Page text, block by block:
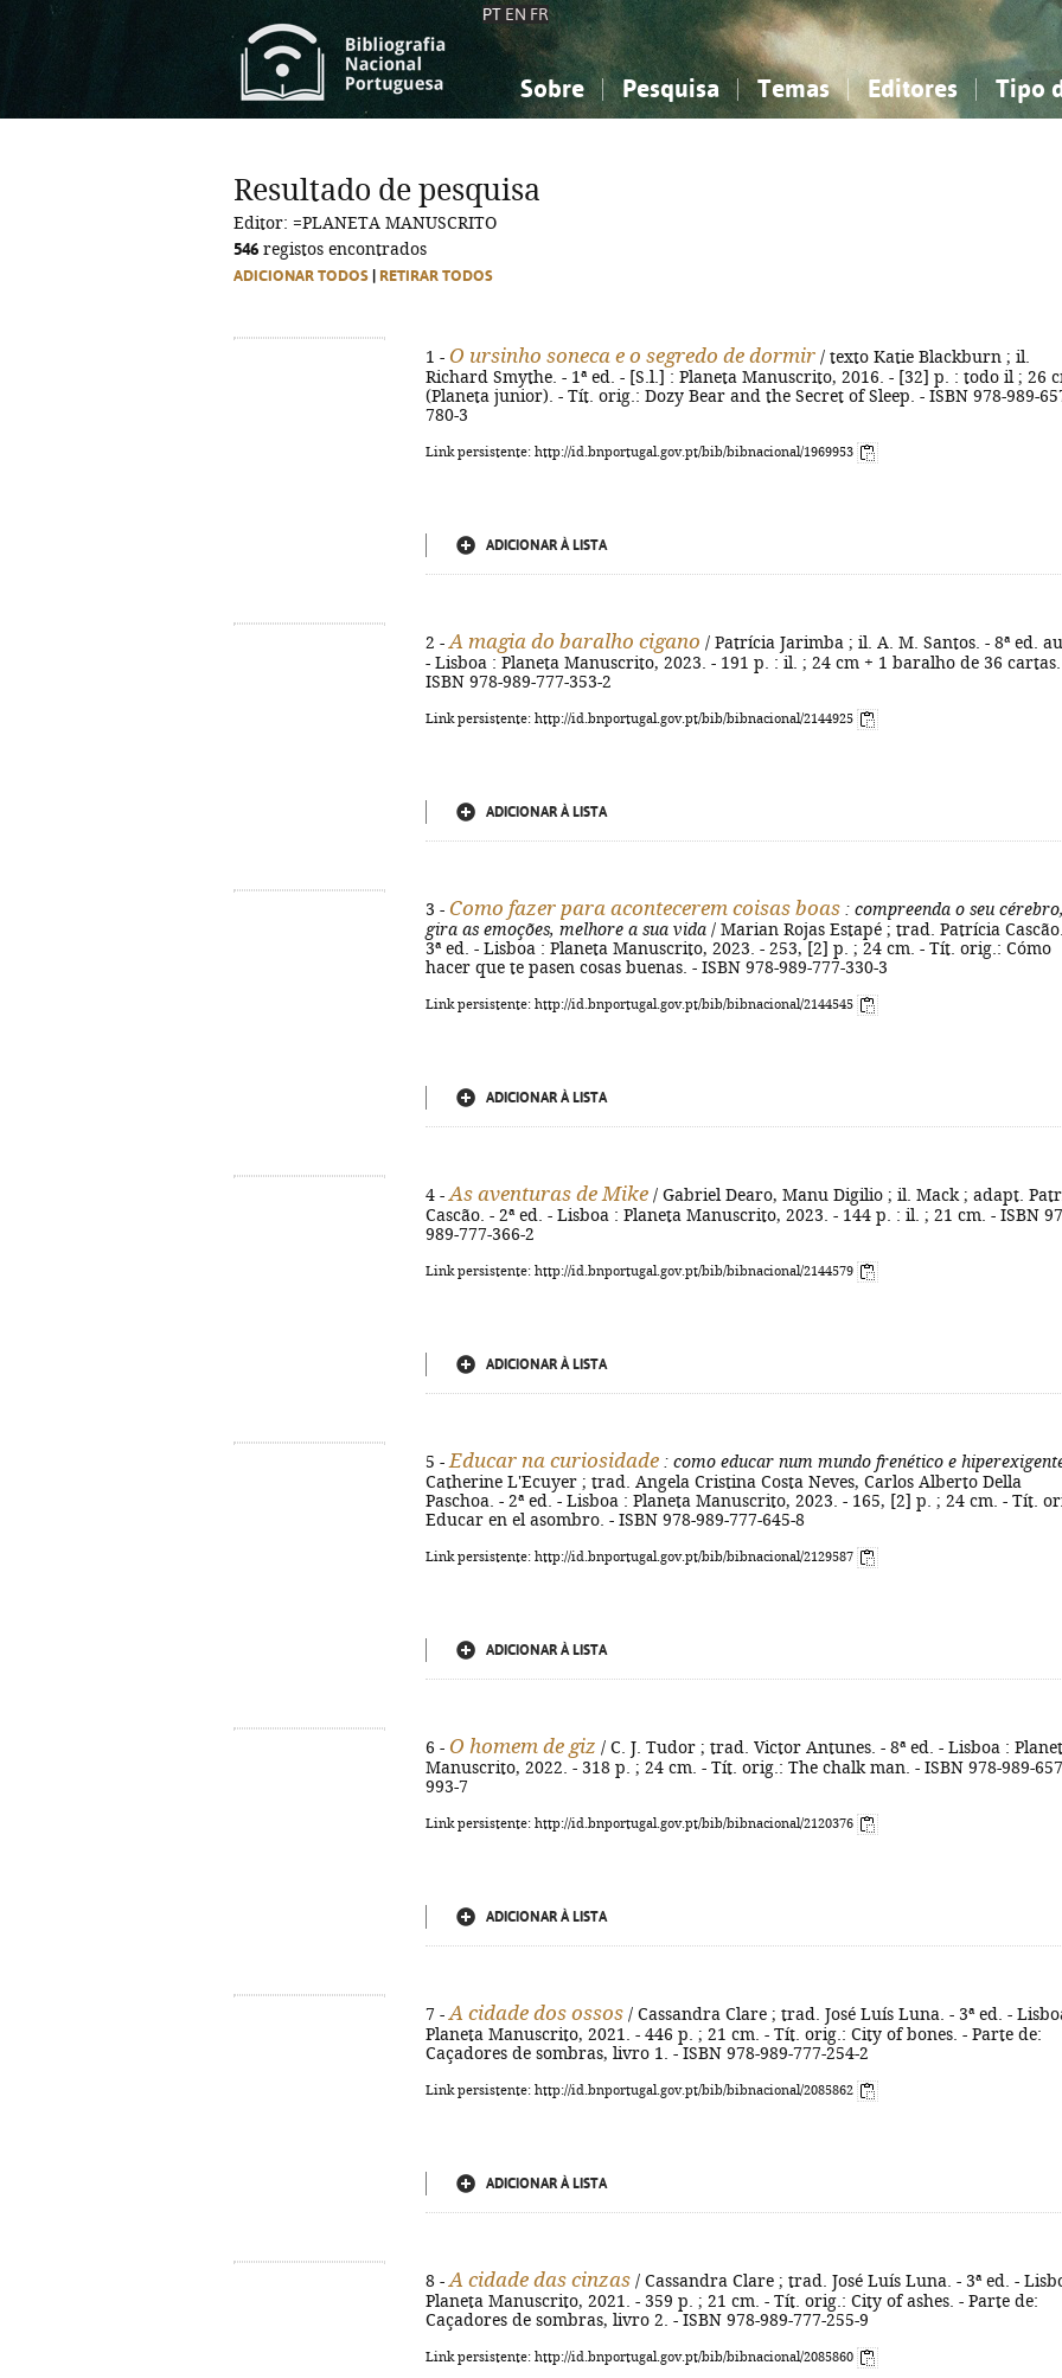
PT EN FR
Sobre Pesquisa Temas
Ciências sociais...
Editores Tipo
Ciências sociais...
Resultado de pesquisa
Editor: =PLANETA MANUSCRITO
546 registos encontrados
ADICIONAR TODOS RETIRAR TODOS
1 - O ursinho soneca e o segredo de dormir / texto Katie Blackburn ; il.
Richard Smythe. - 1ª ed. - [S.l.] : Planeta Manuscrito, 2016. - [32] p. : todo il ; 26
(Planeta junior). - Tít. orig.: Dozy Bear and the Secret of Sleep. - ISBN 978-989-
780-3
Link persistente: http://id.bnportugal.gov.pt/bib/bibnacional/1969953
ADICIONAR À LISTA
2 - A magia do baralho cigano / Patrícia Jarimba ; il. A. M. Santos. - 8ª ed.
- Lisboa : Planeta Manuscrito, 2023. - 191 p. : il. ; 24 cm + 1 baralho de 36
ISBN 978-989-777-353-2
Link persistente: http://id.bnportugal.gov.pt/bib/bibnacional/2144925
ADICIONAR À LISTA
3 - Como fazer para acontecerem coisas boas : compreenda o seu cérebro,
gira as emoções, melhore a sua vida / Marian Rojas Estapé ; trad. Patrícia
3ª ed. - Lisboa : Planeta Manuscrito, 2023. - 253, [2] p. ; 24 cm. - Tít. orig.: Cómo
hacer que te pasen cosas buenas. - ISBN 978-989-777-330-3
Link persistente: http://id.bnportugal.gov.pt/bib/bibnacional/2144545
ADICIONAR À LISTA
4 - As aventuras de Mike / Gabriel Dearo, Manu Digilio ; il. Mack ; adapt.
Cascão. - 2ª ed. - Lisboa : Planeta Manuscrito, 2023. - 144 p. : il. ; 21 cm. - ISBN
989-777-366-2
Link persistente: http://id.bnportugal.gov.pt/bib/bibnacional/2144579
ADICIONAR À LISTA
5 - Educar na curiosidade : como educar num mundo frenético e
Catherine L'Ecuyer ; trad. Angela Cristina Costa Neves, Carlos Alberto Della
Paschoa. - 2ª ed. - Lisboa : Planeta Manuscrito, 2023. - 165, [2] p. ; 24 cm. - Tít.
Educar en el asombro. - ISBN 978-989-777-645-8
Link persistente: http://id.bnportugal.gov.pt/bib/bibnacional/2129587
ADICIONAR À LISTA
6 - O homem de giz / C. J. Tudor ; trad. Victor Antunes. - 8ª ed. - Lisboa :
Manuscrito, 2022. - 318 p. ; 24 cm. - Tít. orig.: The chalk man. - ISBN 978-989-
993-7
Link persistente: http://id.bnportugal.gov.pt/bib/bibnacional/2120376
ADICIONAR À LISTA
7 - A cidade dos ossos / Cassandra Clare ; trad. José Luís Luna. - 3ª ed. -
Planeta Manuscrito, 2021. - 446 p. ; 21 cm. - Tít. orig.: City of bones. - Parte de:
Caçadores de sombras, livro 1. - ISBN 978-989-777-254-2
Link persistente: http://id.bnportugal.gov.pt/bib/bibnacional/2085862
ADICIONAR À LISTA
8 - A cidade das cinzas / Cassandra Clare ; trad. José Luís Luna. - 3ª ed. -
Planeta Manuscrito, 2021. - 359 p. ; 21 cm. - Tít. orig.: City of ashes. - Parte de:
Caçadores de sombras, livro 2. - ISBN 978-989-777-255-9
Link persistente: http://id.bnportugal.gov.pt/bib/bibnacional/2085860